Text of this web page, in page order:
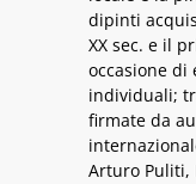
dipinti
XX sec. e il
occasione di
individuali;
firmate da
Arturo Puliti,